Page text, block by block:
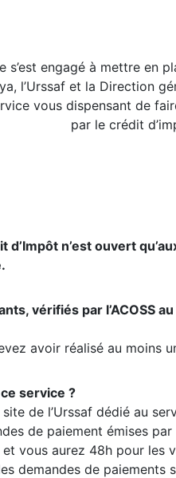
s’est engagé à mettre en
l’Urssaf et la Direction
vous dispensant de
par le crédit
d’Impôt n’est ouvert
vérifiés par l’ACOSS
avoir réalisé au moins
service ?
de l’Urssaf dédié au
de paiement émises
vous aurez 48h pour les
demandes de paiements